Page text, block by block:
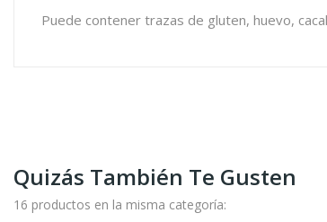
Puede contener trazas de gluten, huevo,
Quizás También Te Gusten
16 productos en la misma categoría: